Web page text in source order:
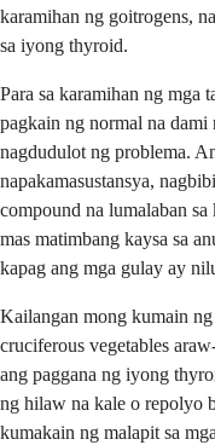
karamihan ng goitrogens,
sa iyong thyroid.
Para sa karamihan ng mga
pagkain ng normal na
nagdudulot ng problema.
napakamasustansya,
compound na lumalaban
mas matimbang kaysa sa
kapag ang mga gulay ay
Kailangan mong kumain
cruciferous vegetables
ang paggana ng iyong
ng hilaw na kale o repolyo
kumakain ng malapit sa